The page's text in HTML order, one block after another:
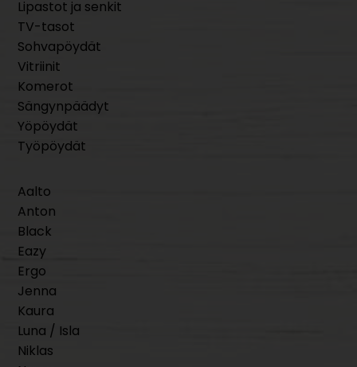
Lipastot ja senkit
TV-tasot
Sohvapöydät
Vitriinit
Komerot
Sängynpäädyt
Yöpöydät
Työpöydät
Aalto
Anton
Black
Eazy
Ergo
Jenna
Kaura
Luna / Isla
Niklas